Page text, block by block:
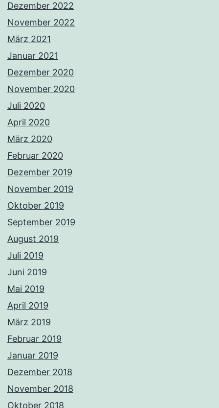
Dezember 2022
November 2022
März 2021
Januar 2021
Dezember 2020
November 2020
Juli 2020
April 2020
März 2020
Februar 2020
Dezember 2019
November 2019
Oktober 2019
September 2019
August 2019
Juli 2019
Juni 2019
Mai 2019
April 2019
März 2019
Februar 2019
Januar 2019
Dezember 2018
November 2018
Oktober 2018